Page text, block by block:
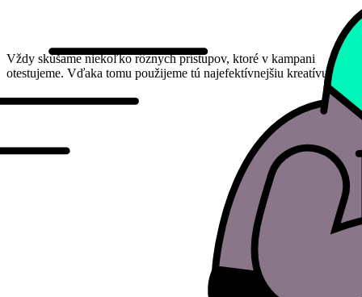
Vždy skúšame niekoľko rôznych prístupov, ktoré v kampani
otestujeme. Vďaka tomu použijeme tú najefektívnejšiu kreatívu.